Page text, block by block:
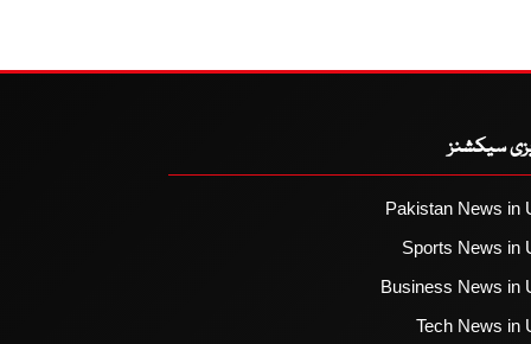
سیکشنز
Pakistan News in
Sports News in
Business News in
Tech News in